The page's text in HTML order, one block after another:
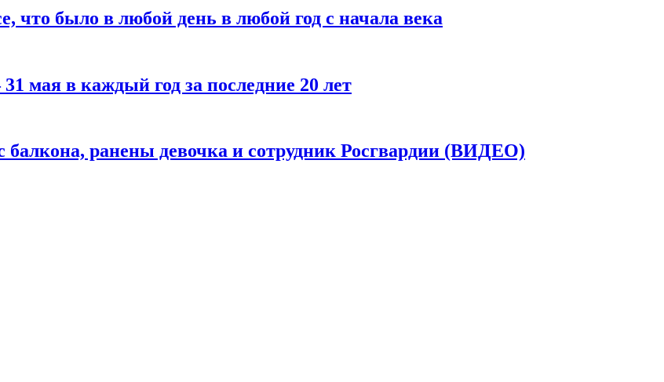
было в любой день в любой год с начала века
мая в каждый год за последние 20 лет
балкона, ранены девочка и сотрудник Росгвардии (ВИДЕО)